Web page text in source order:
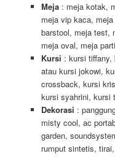
Meja : meja kotak,
meja vip kaca,
barstool, meja test,
meja oval, meja
Kursi : kursi
atau kursi jokowi,
crossback, kursi
kursi syahrini, kursi
Dekorasi :
misty cool, ac
garden,
rumput sintetis,